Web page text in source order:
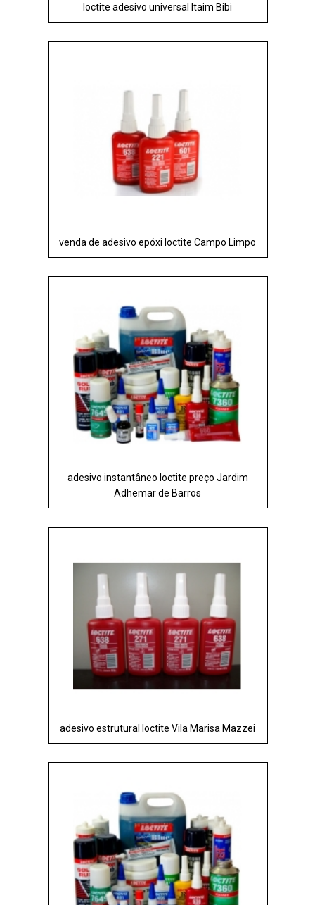
loctite adesivo universal Itaim Bibi
venda de adesivo epóxi loctite Campo Limpo
adesivo instantâneo loctite preço Jardim
Adhemar de Barros
adesivo estrutural loctite Vila Marisa Mazzei